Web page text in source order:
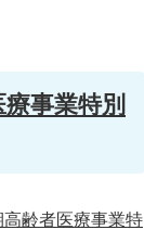
事業特別
齢者医療事業特